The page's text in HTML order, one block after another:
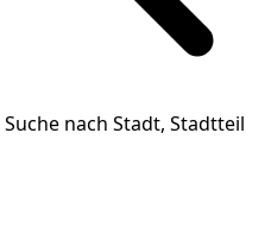
Suche nach Stadt, Stadtteil